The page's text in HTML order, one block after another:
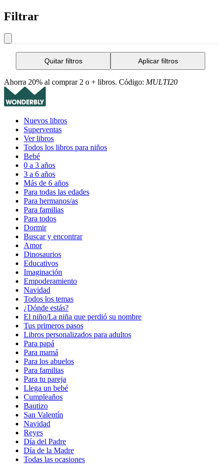
Filtrar
Quitar filtros Aplicar filtros
Ahorra 20% al comprar 2 o + libros. Código: MULTI20
Nuevos libros
Superventas
Ver libros
Todos los libros para niños
Bebé
0 a 3 años
3 a 6 años
Más de 6 años
Para todas las edades
Para hermanos/as
Para familias
Para todos
Dormir
Buscar y encontrar
Amor
Dinosaurios
Educativos
Imaginación
Empoderamiento
Navidad
Todos los temas
¿Dónde estás?
El niño/La niña que perdió su nombre
Tus primeros pasos
Libros personalizados para adultos
Para papá
Para mamá
Para los abuelos
Para familias
Para tu pareja
Llega un bebé
Cumpleaños
Bautizo
San Valentín
Navidad
Reyes
Día del Padre
Día de la Madre
Todas las ocasiones